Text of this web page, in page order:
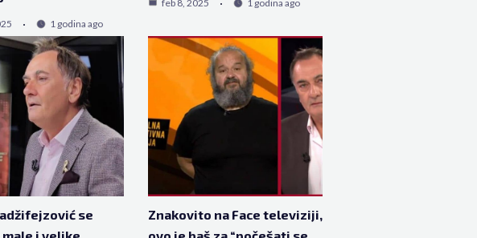
1 godina ago
feb 8, 2025 1 godina ago
se
Znakovito na Face televiziji,